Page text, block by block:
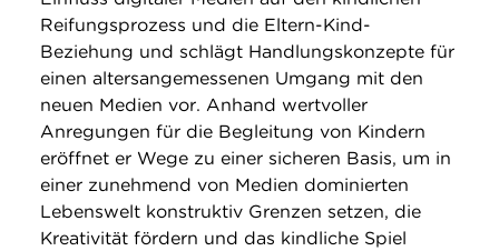
Reifungsprozess und die Eltern-Kind-
Beziehung und schlägt Handlungskonzepte für
einen altersangemessenen Umgang mit den
neuen Medien vor. Anhand wertvoller
Anregungen für die Begleitung von Kindern
eröffnet er Wege zu einer sicheren Basis, um in
einer zunehmend von Medien dominierten
Lebenswelt konstruktiv Grenzen setzen, die
Kreativität fördern und das kindliche Spiel